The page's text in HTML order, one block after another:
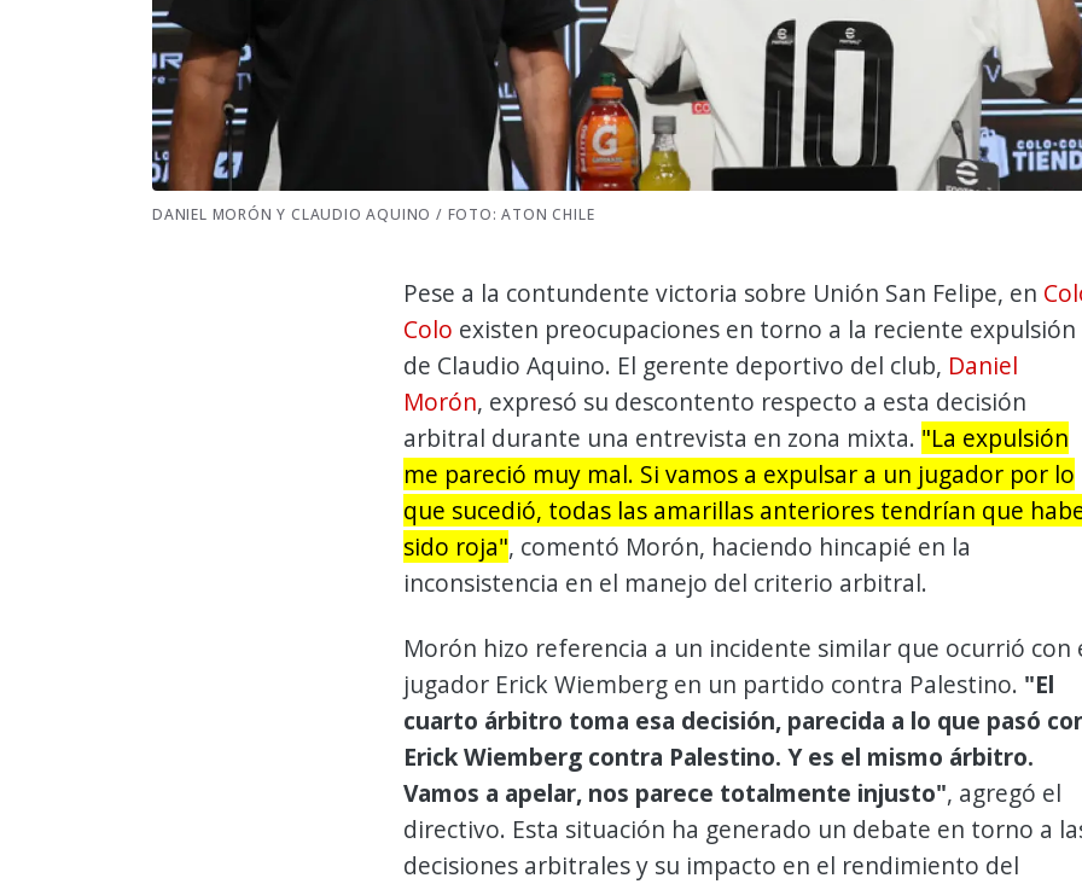
DANIEL MORÓN Y CLAUDIO AQUINO / FOTO: ATON CHILE
Pese a la contundente victoria sobre Unión San Felipe, en
Colo existen preocupaciones en torno a la reciente expulsión
de Claudio Aquino. El gerente deportivo del club, Daniel
Morón, expresó su descontento respecto a esta decisión
arbitral durante una entrevista en zona mixta. "La expulsión
me pareció muy mal. Si vamos a expulsar a un jugador por lo
que sucedió, todas las amarillas anteriores tendrían que
sido roja", comentó Morón, haciendo hincapié en la
inconsistencia en el manejo del criterio arbitral.
Morón hizo referencia a un incidente similar que ocurrió con
jugador Erick Wiemberg en un partido contra Palestino. "El
cuarto árbitro toma esa decisión, parecida a lo que pasó
Erick Wiemberg contra Palestino. Y es el mismo árbitro.
Vamos a apelar, nos parece totalmente injusto", agregó el
directivo. Esta situación ha generado un debate en torno a
decisiones arbitrales y su impacto en el rendimiento del